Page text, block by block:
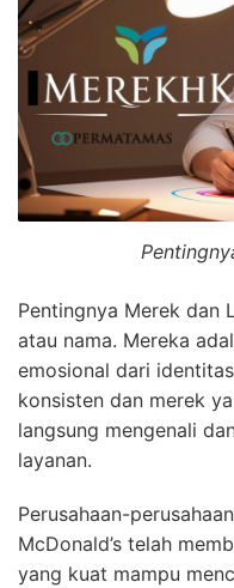
Pentingnya Merek dan
atau nama. Mereka
emosional dari
konsisten dan merek
langsung mengenali
layanan.
Perusahaan-
McDonald’s telah
yang kuat mampu